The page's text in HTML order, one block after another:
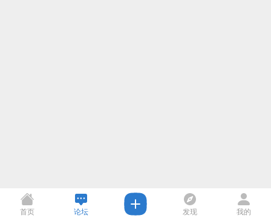
首页 论坛 发现 我的